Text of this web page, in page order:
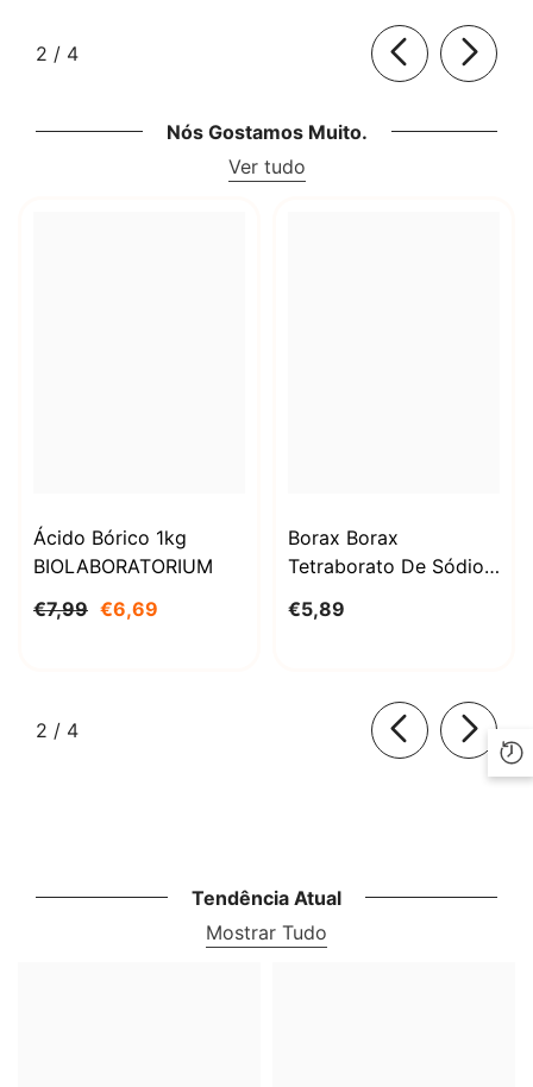
2 / de
4
Nós Gostamos Muito.
Ver tudo
Ácido Bórico 1kg
BIOLABORATORIUM
€7,99 €6,69
Borax Borax
Tetraborato De Sódio
BioLaboratorium
€5,89
2 / de
4
Tendência Atual
Mostrar Tudo